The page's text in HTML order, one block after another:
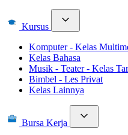
Kursus
Komputer - Kelas
Kelas Bahasa
Musik - Teater - Kelas
Bimbel - Les Privat
Kelas Lainnya
Bursa Kerja